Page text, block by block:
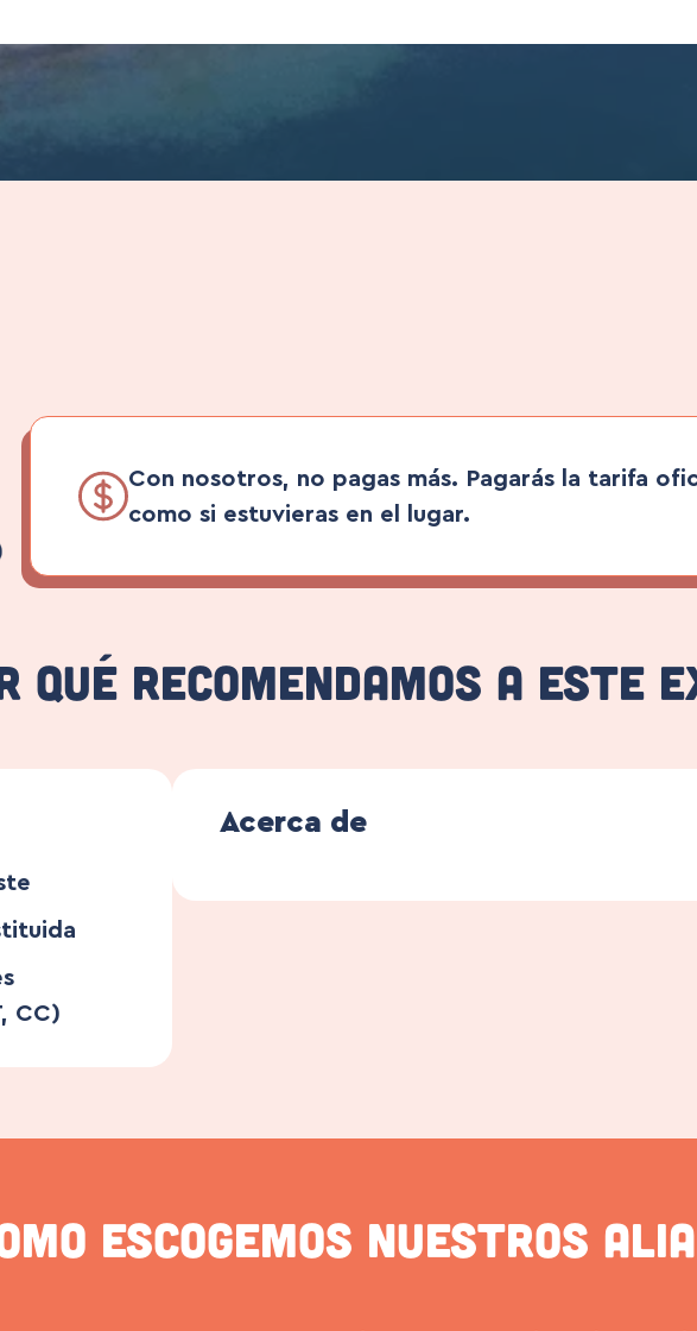
Con nosotros, no pagas más. Pagarás la tarifa
como si estuvieras en el lugar.
qué recomendamos a este
CC)
Acerca de
escogemos nuestros